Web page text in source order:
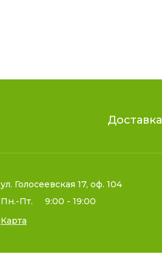
Доставка
ул. Голосеевская 17, оф. 104
Пн.-Пт.
9:00 - 19:00
Карта